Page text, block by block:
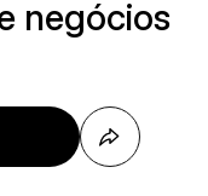
negócios